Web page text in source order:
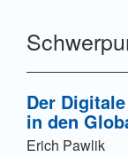
Der
in den
Erich Pawlik